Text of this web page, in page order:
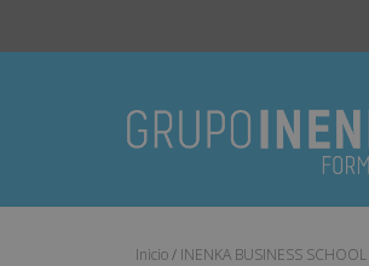
Inicio/ INENKA BUSINESS SCHOOL